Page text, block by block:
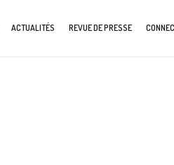
ACTUALITÉS REVUE DE PRESSE